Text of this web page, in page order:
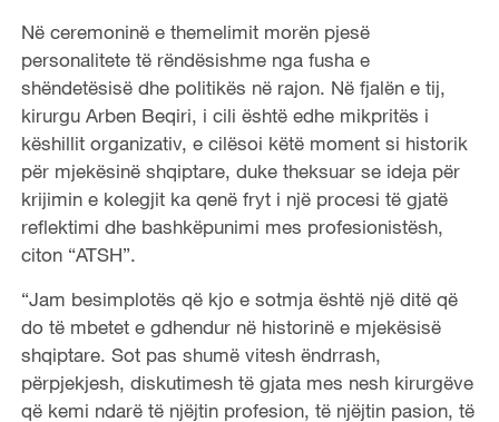
Në ceremoninë e themelimit morën pjesë
personalitete të rëndësishme nga fusha e
shëndetësisë dhe politikës në rajon. Në fjalën e tij,
kirurgu Arben Beqiri, i cili është edhe mikpritës i
këshillit organizativ, e cilësoi këtë moment si historik
për mjekësinë shqiptare, duke theksuar se ideja për
krijimin e kolegjit ka qenë fryt i një procesi të gjatë
reflektimi dhe bashkëpunimi mes profesionistësh,
citon “ATSH”.
“Jam besimplotës që kjo e sotmja është një ditë që
do të mbetet e gdhendur në historinë e mjekësisë
shqiptare. Sot pas shumë vitesh ëndrrash,
përpjekjesh, diskutimesh të gjata mes nesh kirurgëve
që kemi ndarë të njëjtin profesion, të njëjtin pasion, të